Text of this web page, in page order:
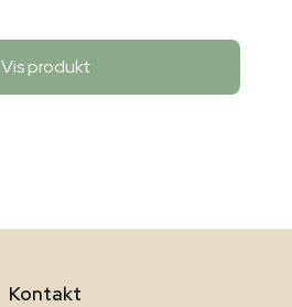
Vis produkt
Kontakt